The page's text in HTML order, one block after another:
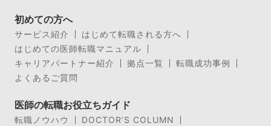
初めての方へ
サービス紹介
はじめて転職される方へ
はじめての医師転職マニュアル
キャリアパートナー紹介
拠点一覧
転職成功事例
よくあるご質問
医師の転職お役立ちガイド
転職ノウハウ
DOCTOR’S COLUMN